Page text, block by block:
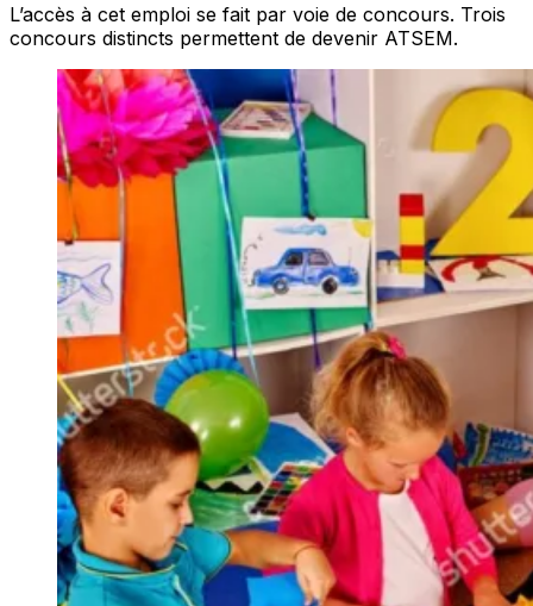
L’accès à cet emploi se fait par voie de concours. Trois
concours distincts permettent de devenir ATSEM.